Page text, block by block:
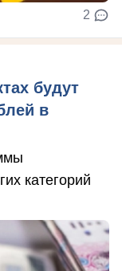
2
будут
в
категорий